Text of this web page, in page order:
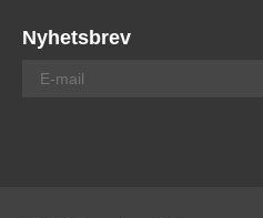
Nyhetsbrev